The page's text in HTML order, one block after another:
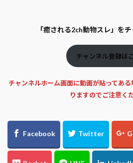
「癒される2ch動物スレ」を
チャンネル登録は
チャンネルホーム画面に動画が貼ってあ
りますのでご注意く